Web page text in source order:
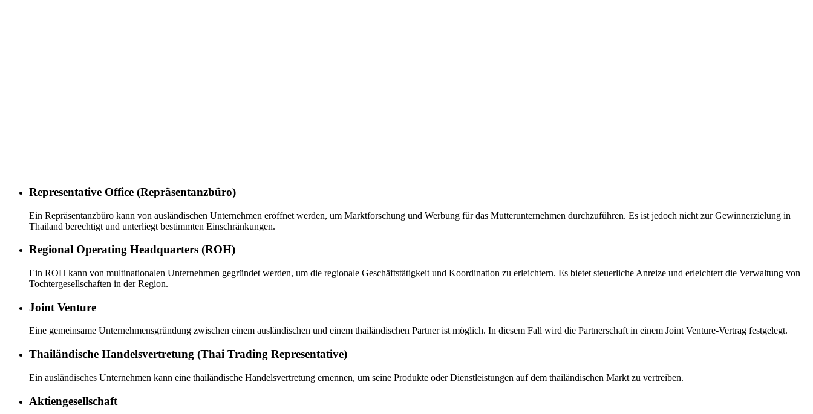
Representative Office (Repräsentanzbüro)
Ein Repräsentanzbüro kann von ausländischen Unternehmen eröffnet werden, um Marktforschung und Werbung für das Mutterunternehmen durchzuführen. Es ist jedoch nicht zur Gewinnerzielung in
Thailand berechtigt und unterliegt bestimmten Einschränkungen.
Regional Operating Headquarters (ROH)
Ein ROH kann von multinationalen Unternehmen gegründet werden, um die regionale Geschäftstätigkeit und Koordination zu erleichtern. Es bietet steuerliche Anreize und erleichtert die Verwaltung von
Tochtergesellschaften in der Region.
Joint Venture
Eine gemeinsame Unternehmensgründung zwischen einem ausländischen und einem thailändischen Partner ist möglich. In diesem Fall wird die Partnerschaft in einem Joint Venture-Vertrag festgelegt.
Thailändische Handelsvertretung (Thai Trading Representative)
Ein ausländisches Unternehmen kann eine thailändische Handelsvertretung ernennen, um seine Produkte oder Dienstleistungen auf dem thailändischen Markt zu vertreiben.
Aktiengesellschaft